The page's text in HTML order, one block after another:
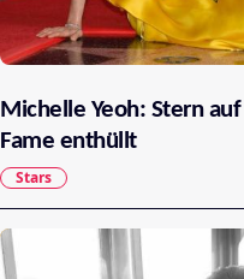
Michelle Yeoh: Stern
Fame enthüllt
Stars